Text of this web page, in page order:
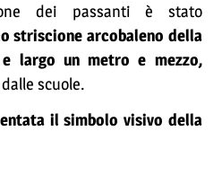
dei passanti è stato
striscione arcobaleno della
largo un metro e mezzo,
scuole.
il simbolo visivo della